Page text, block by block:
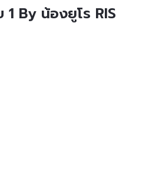
1 By น้องยูโร RIS